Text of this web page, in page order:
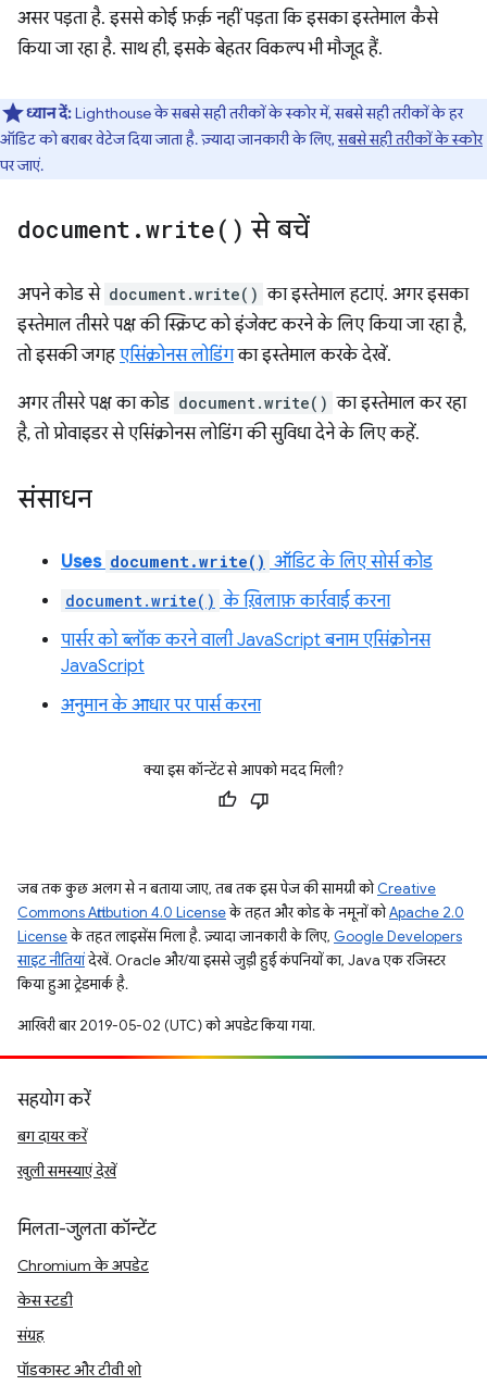
असर पड़ता है. इससे कोई फ़र्क़ नहीं पड़ता कि इसका इस्तेमाल कैसे
किया जा रहा है. साथ ही, इसके बेहतर विकल्प भी मौजूद हैं.
ध्यान दें:Lighthouse के सबसे सही तरीकों के स्कोर में, सबसे सही तरीकों के हर
ऑडिट को बराबर वेटेज दिया जाता है. ज़्यादा जानकारी के लिए,सबसे सही तरीकों के स्कोर
पर जाएं.
document .write( ) से बचें
अपने कोड से document.write() का इस्तेमाल हटाएं. अगर इसका
इस्तेमाल तीसरे पक्ष की स्क्रिप्ट को इंजेक्ट करने के लिए किया जा रहा है,
तो इसकी जगह एसिंक्रोनस लोडिंगका इस्तेमाल करके देखें.
अगर तीसरे पक्ष का कोड document.write() का इस्तेमाल कर रहा
है, तो प्रोवाइडर से एसिंक्रोनस लोडिंग की सुविधा देने के लिए कहें.
संसाधन
Uses document.write() ऑडिट के लिए सोर्स कोड
document.write() के ख़िलाफ़ कार्रवाई करना
पार्सर को ब्लॉक करने वाली JavaScript बनाम एसिंक्रोनस
JavaScript
अनुमान के आधार पर पार्स करना
क्या इस कॉन्टेंट से आपको मदद मिली?
जब तक कुछ अलग से न बताया जाए, तब तक इस पेज की सामग्री कोCreative
Commons Attribution 4.0 Licenseके तहत और कोड के नमूनों कोApache 2.0
Licenseके तहत लाइसेंस मिला है. ज़्यादा जानकारी के लिए, Google Developers
साइट नीतियांदेखें. Oracle और/या इससे जुड़ी हुई कंपनियों का, Java एक रजिस्टर
किया हुआ ट्रेडमार्क है.
आखिरी बार 2019-05-02 (UTC) को अपडेट किया गया.
सहयोग करें
बग दायर करें
खुली समस्याएं देखें
मिलता-जुलता कॉन्टेंट
Chromium के अपडेट
केस स्टडी
संग्रह
पॉडकास्ट और टीवी शो